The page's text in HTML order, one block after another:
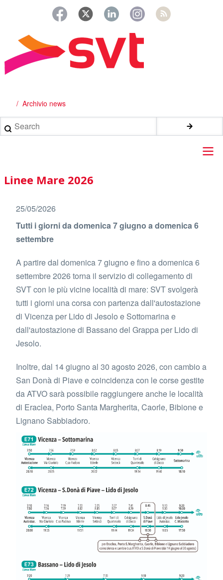
principale
Briciole
di
pane
Archivio news
Search
Main
navigation
Linee Mare 2026
25/05/2026
Tutti i giorni da domenica 7 giugno a domenica 6
settembre
A partire dal domenica 7 giugno e fino a domenica 6
settembre 2026 torna il servizio di collegamento di
SVT con le più vicine località di mare: SVT svolgerà
tutti i giorni una corsa con partenza dall'autostazione
di Vicenza per Lido di Jesolo e Sottomarina e
dall'autostazione di Bassano del Grappa per Lido di
Jesolo.
Inoltre, dal 14 giugno al 30 agosto 2026, con cambio a
San Donà di Piave e coincidenza con le corse gestite
da ATVO sarà possibile raggiungere anche le località
di Eraclea, Porto Santa Margherita, Caorle, Bibione e
Lignano Sabbiadoro.